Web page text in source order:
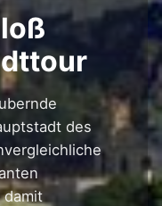
des
damit